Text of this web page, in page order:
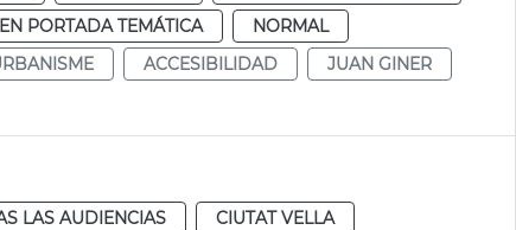
EN PORTADA TEMÁTICA
NORMAL
ACCESIBILIDAD
JUAN GINER
LAS AUDIENCIAS
CIUTAT VELLA